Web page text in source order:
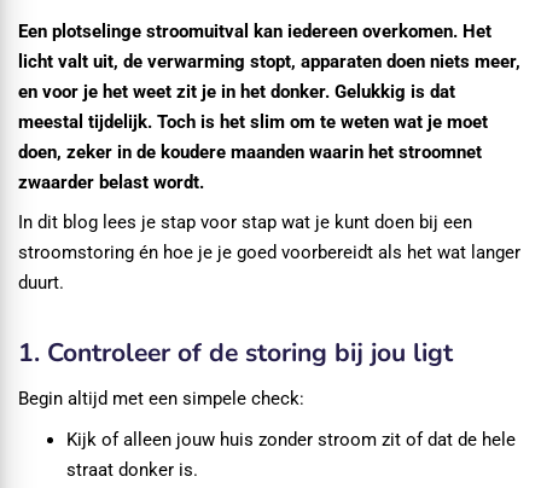
Een plotselinge stroomuitval kan iedereen overkomen. Het
licht valt uit, de verwarming stopt, apparaten doen niets meer,
en voor je het weet zit je in het donker. Gelukkig is dat
meestal tijdelijk. Toch is het slim om te weten wat je moet
doen, zeker in de koudere maanden waarin het stroomnet
zwaarder belast wordt.
In dit blog lees je stap voor stap wat je kunt doen bij een
stroomstoring én hoe je je goed voorbereidt als het wat langer
duurt.
1. Controleer of de storing bij jou ligt
Begin altijd met een simpele check:
Kijk of alleen jouw huis zonder stroom zit of dat de hele
straat donker is.